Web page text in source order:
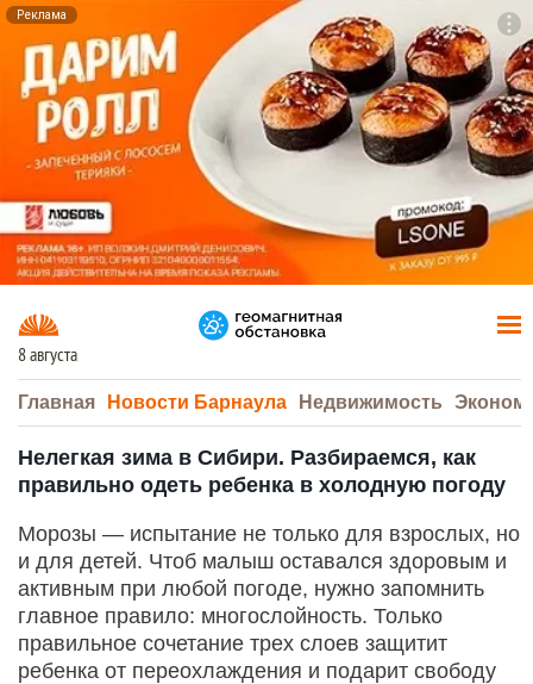
Реклама
8 августа
Главная Новости Барнаула Недвижимость
Нелегкая зима в Сибири. Разбираемся, как
правильно одеть ребенка в холодную погоду
Морозы — испытание не только для взрослых, но
и для детей. Чтоб малыш оставался здоровым и
активным при любой погоде, нужно запомнить
главное правило: многослойность. Только
правильное сочетание трех слоев защитит
ребенка от переохлаждения и подарит свободу